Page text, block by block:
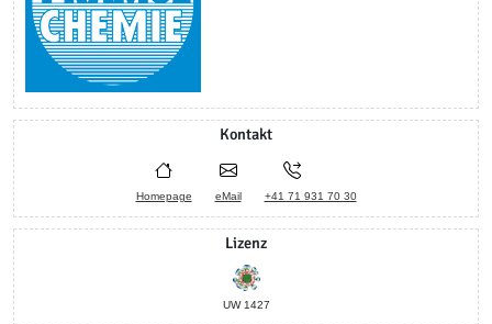
Kontakt
Homepage eMail +41 71 931 70 30
Lizenz
UW 1427